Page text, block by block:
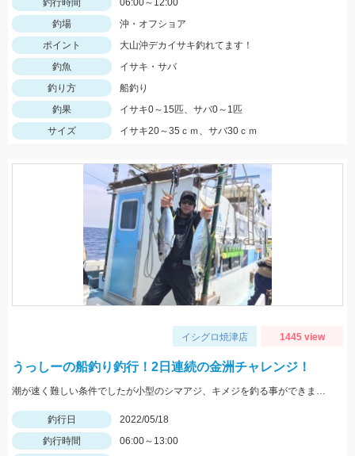
釣行時間
06:00～12:00
釣場
沖・オフショア
ポイント
大山沖デカイサキ釣れてます！
釣魚
イサキ・サバ
釣り方
船釣り
釣果
イサキ0～15匹、サバ0～1匹
サイズ
イサキ20～35ｃｍ、サバ30ｃｍ
イシグロ焼津店 1445 view
うっしーの船釣り釣行！2日連続の金洲チャレンジ！
潮が速く難しい条件でしたが小型のシマアジ、キメジを釣る事ができました。
釣行日
2022/05/18
釣行時間
06:00～13:00